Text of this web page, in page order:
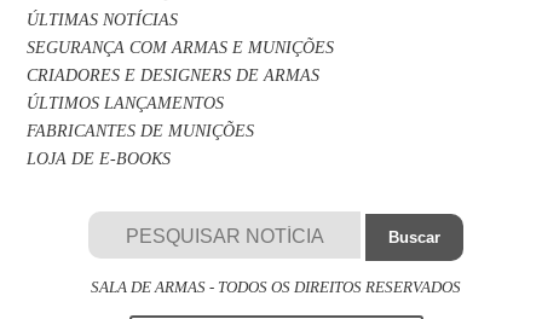
ÚLTIMAS NOTÍCIAS
SEGURANÇA COM ARMAS E MUNIÇÕES
CRIADORES E DESIGNERS DE ARMAS
ÚLTIMOS LANÇAMENTOS
FABRICANTES DE MUNIÇÕES
LOJA DE E-BOOKS
SALA DE ARMAS - TODOS OS DIREITOS RESERVADOS